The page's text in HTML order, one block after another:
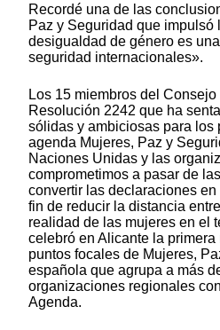
Recordé una de las
Paz y Seguridad que
desigualdad de género es
seguridad internacionales».
Los 15 miembros del
Resolución 2242 que ha
sólidas y ambiciosas para los
agenda Mujeres, Paz y
Naciones Unidas y las
comprometimos a pasar de
convertir las declaraciones
fin de reducir la distancia
realidad de las mujeres en el
celebró en Alicante la
puntos focales de Mujeres,
española que agrupa a más
organizaciones regionales
Agenda.